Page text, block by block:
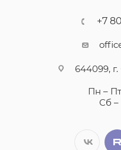
+7
644099,
Пн –
Сб